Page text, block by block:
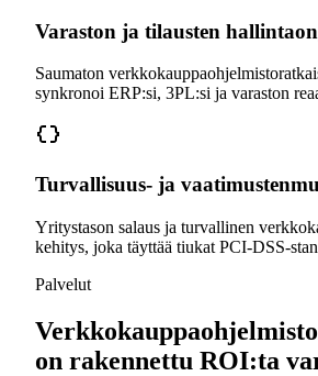
Varaston ja tilausten
Saumaton
synkronoi ERP:si, 3PL:si ja varaston
Turvallisuus- ja
Yritystason salaus ja turvallinen
kehitys, joka täyttää tiukat PCI-DSS-
Palvelut
on rakennettu ROI:ta